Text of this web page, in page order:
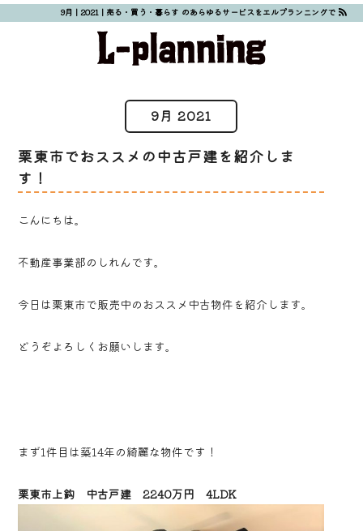
9月 | 2021 | 売る・買う・暮らす のあらゆるサービスをエルプランニングで
9月 2021
栗東市でおススメの中古戸建を紹介しま
す！
こんにちは。
不動産事業部のしれんです。
今日は栗東市で販売中のおススメ中古物件を紹介します。
どうぞよろしくお願いします。
まず1件目は築14年の綺麗な物件です！
栗東市上鈎 中古戸建 2240万円 4LDK